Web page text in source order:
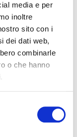
media e per
inoltre
sito con i
dei dati web,
combinarle
o che hanno
e Bonifico Bancario